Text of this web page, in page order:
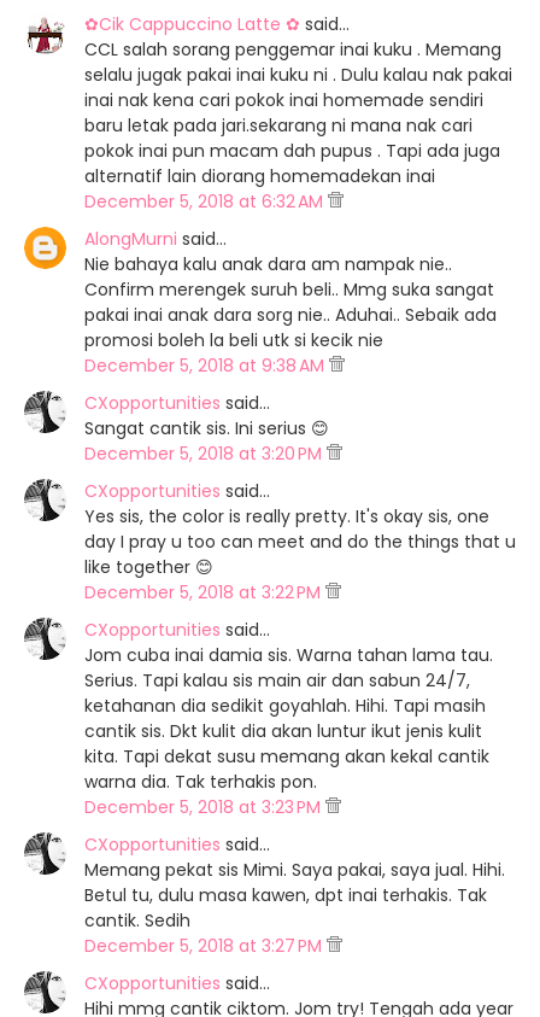
✿Cik Cappuccino Latte ✿ said…
CCL salah sorang penggemar inai kuku . Memang
selalu jugak pakai inai kuku ni . Dulu kalau nak pakai
inai nak kena cari pokok inai homemade sendiri
baru letak pada jari.sekarang ni mana nak cari
pokok inai pun macam dah pupus . Tapi ada juga
alternatif lain diorang homemadekan inai
December 5, 2018 at 6:32 AM
AlongMurni said…
Nie bahaya kalu anak dara am nampak nie..
Confirm merengek suruh beli.. Mmg suka sangat
pakai inai anak dara sorg nie.. Aduhai.. Sebaik ada
promosi boleh la beli utk si kecik nie
December 5, 2018 at 9:38 AM
CXopportunities said…
Sangat cantik sis. Ini serius 😊
December 5, 2018 at 3:20 PM
CXopportunities said…
Yes sis, the color is really pretty. It's okay sis, one
day I pray u too can meet and do the things that u
like together 😊
December 5, 2018 at 3:22 PM
CXopportunities said…
Jom cuba inai damia sis. Warna tahan lama tau.
Serius. Tapi kalau sis main air dan sabun 24/7,
ketahanan dia sedikit goyahlah. Hihi. Tapi masih
cantik sis. Dkt kulit dia akan luntur ikut jenis kulit
kita. Tapi dekat susu memang akan kekal cantik
warna dia. Tak terhakis pon.
December 5, 2018 at 3:23 PM
CXopportunities said…
Memang pekat sis Mimi. Saya pakai, saya jual. Hihi.
Betul tu, dulu masa kawen, dpt inai terhakis. Tak
cantik. Sedih
December 5, 2018 at 3:27 PM
CXopportunities said…
Hihi mmg cantik ciktom. Jom try! Tengah ada year